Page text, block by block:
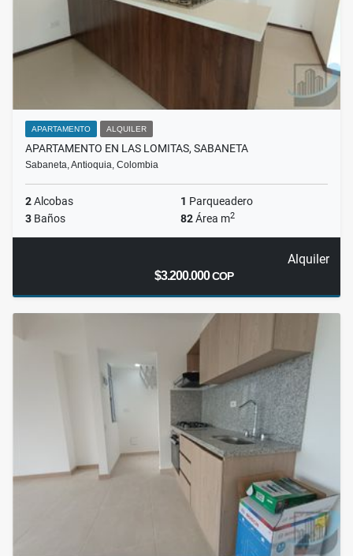
APARTAMENTO ALQUILER
APARTAMENTO EN LAS LOMITAS, SABANETA
Sabaneta, Antioquia, Colombia
2Alcobas 1 Parqueadero
3 Baños 82Área m2
Alquiler
$3.200.000COP